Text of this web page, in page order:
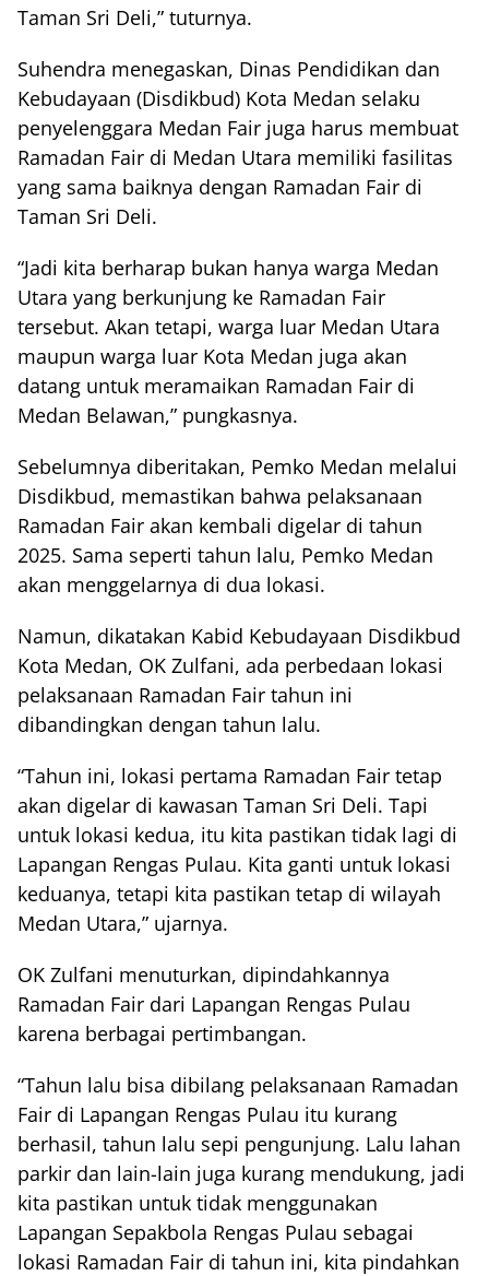
Taman Sri Deli,” tuturnya.
Suhendra menegaskan, Dinas Pendidikan dan
Kebudayaan (Disdikbud) Kota Medan selaku
penyelenggara Medan Fair juga harus membuat
Ramadan Fair di Medan Utara memiliki fasilitas
yang sama baiknya dengan Ramadan Fair di
Taman Sri Deli.
“Jadi kita berharap bukan hanya warga Medan
Utara yang berkunjung ke Ramadan Fair
tersebut. Akan tetapi, warga luar Medan Utara
maupun warga luar Kota Medan juga akan
datang untuk meramaikan Ramadan Fair di
Medan Belawan,” pungkasnya.
Sebelumnya diberitakan, Pemko Medan melalui
Disdikbud, memastikan bahwa pelaksanaan
Ramadan Fair akan kembali digelar di tahun
2025. Sama seperti tahun lalu, Pemko Medan
akan menggelarnya di dua lokasi.
Namun, dikatakan Kabid Kebudayaan Disdikbud
Kota Medan, OK Zulfani, ada perbedaan lokasi
pelaksanaan Ramadan Fair tahun ini
dibandingkan dengan tahun lalu.
“Tahun ini, lokasi pertama Ramadan Fair tetap
akan digelar di kawasan Taman Sri Deli. Tapi
untuk lokasi kedua, itu kita pastikan tidak lagi di
Lapangan Rengas Pulau. Kita ganti untuk lokasi
keduanya, tetapi kita pastikan tetap di wilayah
Medan Utara,” ujarnya.
OK Zulfani menuturkan, dipindahkannya
Ramadan Fair dari Lapangan Rengas Pulau
karena berbagai pertimbangan.
“Tahun lalu bisa dibilang pelaksanaan Ramadan
Fair di Lapangan Rengas Pulau itu kurang
berhasil, tahun lalu sepi pengunjung. Lalu lahan
parkir dan lain-lain juga kurang mendukung, jadi
kita pastikan untuk tidak menggunakan
Lapangan Sepakbola Rengas Pulau sebagai
lokasi Ramadan Fair di tahun ini, kita pindahkan